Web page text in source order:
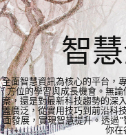
智
全面智慧資訊為核心的平台，
方位的學習與成長機會。無
案，還是對最新科技趨勢的深
蓋廣泛，從實用技巧到前沿科
面發展，實現智慧提升。透過
你在